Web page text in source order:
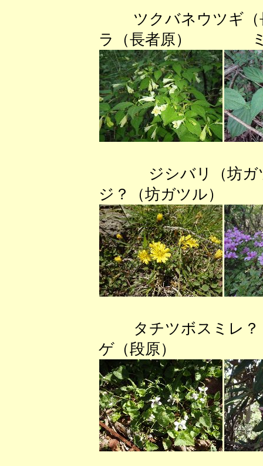
ツクバネウツギ
ラ（長者原） ミヤ
ジシバリ（坊
ジ？（坊ガツル）
タチツボスミ
ゲ（段原）